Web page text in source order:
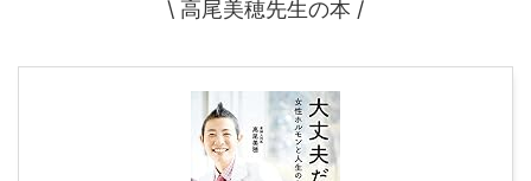
\ 高尾美穂先生の本 /